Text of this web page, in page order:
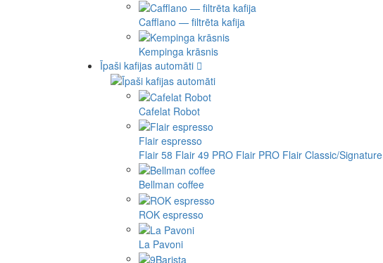
Cafflano — filtrēta kafija
Kempinga krāsnis
Īpaši kafijas automāti
Cafelat Robot
Flair espresso
Flair 58 Flair 49 PRO Flair PRO Flair Classic/Signature
Bellman coffee
ROK espresso
La Pavoni